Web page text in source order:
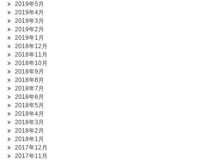
2019年5月
2019年4月
2019年3月
2019年2月
2019年1月
2018年12月
2018年11月
2018年10月
2018年9月
2018年8月
2018年7月
2018年6月
2018年5月
2018年4月
2018年3月
2018年2月
2018年1月
2017年12月
2017年11月